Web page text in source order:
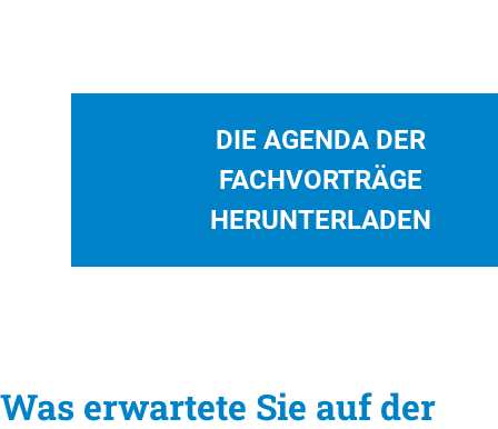
DIE AGENDA DER
FACHVORTRÄGE
HERUNTERLADEN
Was erwartete Sie auf der